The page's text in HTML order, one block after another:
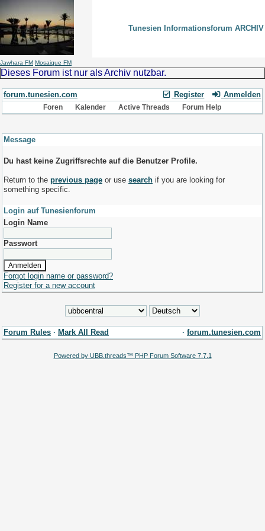
Tunesien Informationsforum ARCHIV
Jawhara FM Mosaique FM
Dieses Forum ist nur als Archiv nutzbar.
Register Anmelden
forum.tunesien.com
Foren Kalender Active Threads Forum Help
Message
Du hast keine Zugriffsrechte auf die Benutzer Profile.
Return to the previous page or use search if you are looking for
something specific.
Login auf Tunesienforum
Login Name
Passwort
Forgot login name or password?
Register for a new account
Forum Rules · Mark All Read · forum.tunesien.com
Powered by UBB.threads™ PHP Forum Software 7.7.1